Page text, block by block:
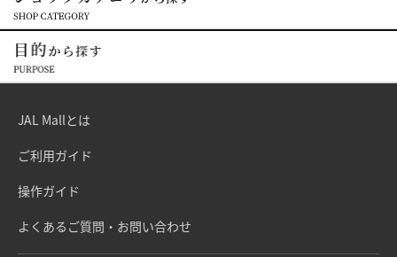
JAL Mallとは
ご利用ガイド
操作ガイド
よくあるご質問・お問い合わせ